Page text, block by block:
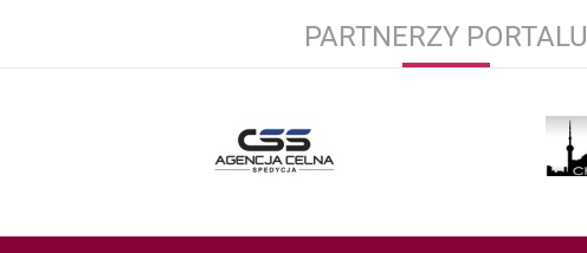
PARTNERZY PORTALU